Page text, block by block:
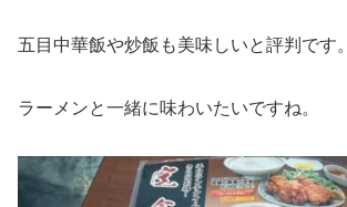
五目中華飯や炒飯も美味しいと評判です。
ラーメンと一緒に味わいたいですね。